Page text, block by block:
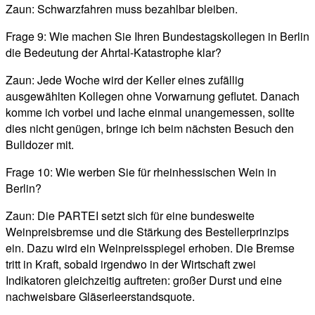
Zaun: Schwarzfahren muss bezahlbar bleiben.
Frage 9: Wie machen Sie Ihren Bundestagskollegen in Berlin
die Bedeutung der Ahrtal-Katastrophe klar?
Zaun: Jede Woche wird der Keller eines zufällig
ausgewählten Kollegen ohne Vorwarnung geflutet. Danach
komme ich vorbei und lache einmal unangemessen, sollte
dies nicht genügen, bringe ich beim nächsten Besuch den
Bulldozer mit.
Frage 10: Wie werben Sie für rheinhessischen Wein in
Berlin?
Zaun: Die PARTEI setzt sich für eine bundesweite
Weinpreisbremse und die Stärkung des Bestellerprinzips
ein. Dazu wird ein Weinpreisspiegel erhoben. Die Bremse
tritt in Kraft, sobald irgendwo in der Wirtschaft zwei
Indikatoren gleichzeitig auftreten: großer Durst und eine
nachweisbare Gläserleerstandsquote.